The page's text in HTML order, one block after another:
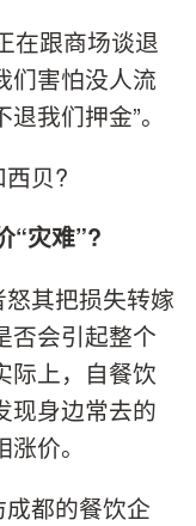
在跟商场谈退
们害怕没人流
我们押金”。
贝?
“灾难”?
其把损失转嫁
否会引起整个
际上，自餐饮
现身边常去的
价。
都的餐饮企